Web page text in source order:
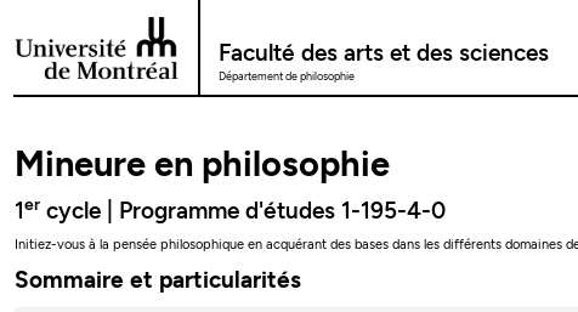
Passer au contenu
Faculté des arts et des sciences
Département de philosophie
Mineure en philosophie
1er cycle | Programme d'études 1-195-4-0
Initiez-vous à la pensée philosophique en acquérant des bases dans les différents domaines
Sommaire et particularités